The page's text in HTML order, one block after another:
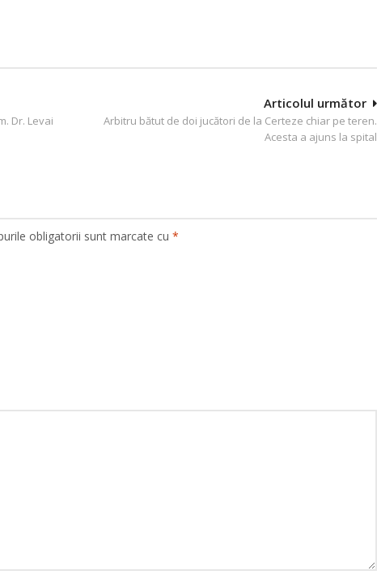
Articolul următor
Arbitru bătut de doi jucători de la Certeze chiar pe teren.
Acesta a ajuns la spital
Dr. Levai
obligatorii sunt marcate cu *